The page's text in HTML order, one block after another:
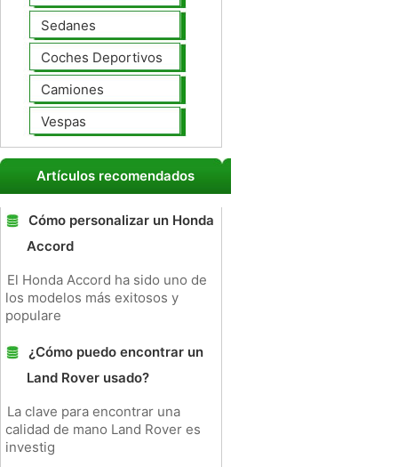
Sedanes
Coches Deportivos
Camiones
Vespas
Artículos recomendados
Cómo personalizar un Honda
Accord
El Honda Accord ha sido uno de
los modelos más exitosos y
populare
¿Cómo puedo encontrar un
Land Rover usado?
La clave para encontrar una
calidad de mano Land Rover es
investig